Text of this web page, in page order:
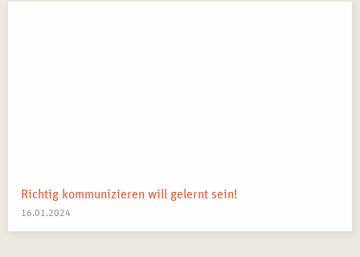
Richtig kommunizieren will gelernt sein!
16.01.2024